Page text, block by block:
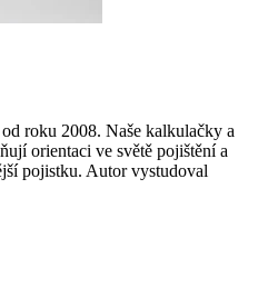
roku 2008. Naše kalkulačky a
orientaci ve světě pojištění a
pojistku. Autor vystudoval